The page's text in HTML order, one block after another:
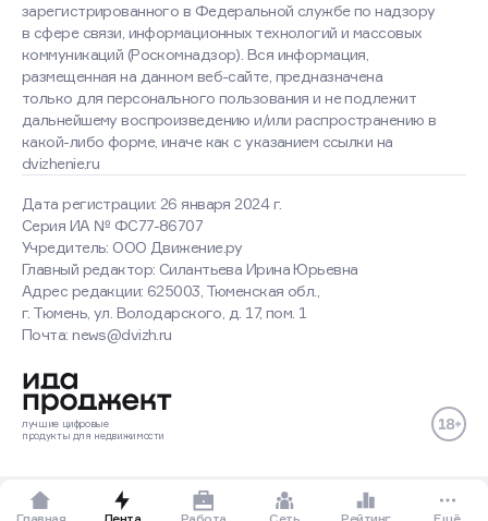
Дата регистрации: 26 января 2024 г.
Серия ИА № ФС77-86707
Учредитель: ООО Движение.ру
Главный редактор: Силантьева Ирина Юрьевна
Адрес редакции: 625003, Тюменская обл.,
г. Тюмень, ул. Володарского, д. 17, пом. 1
Почта: news@dvizh.ru
зарегистрированного в Федеральной службе по надзору
в сфере связи, информационных технологий и массовых
коммуникаций (Роскомнадзор). Вся информация,
размещенная на данном веб-сайте, предназначена
только для персонального пользования и не подлежит
дальнейшему воспроизведению и/или распространению в
какой-либо форме, иначе как с указанием ссылки на
dvizhenie.ru
лучшие цифровые
продукты для недвижимости
Оставаясь на сайте, вы
соглашаетесь с использованием